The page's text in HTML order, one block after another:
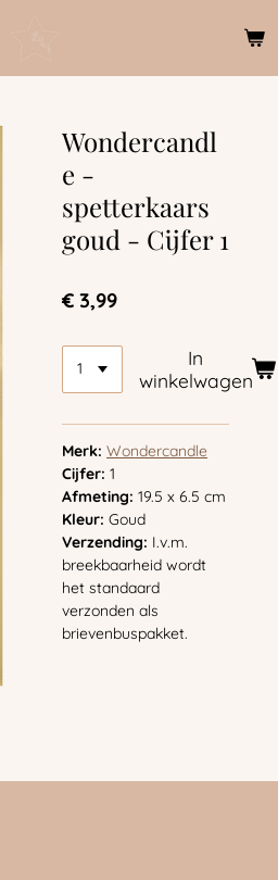
Wondercandl
e -
spetterkaars
goud - Cijfer 1
€ 3,99
In
winkelwagen
Merk: Wondercandle
Cijfer: 1
Afmeting: 19.5 x 6.5 cm
Kleur: Goud
Verzending: I.v.m.
breekbaarheid wordt
het standaard
verzonden als
brievenbuspakket.